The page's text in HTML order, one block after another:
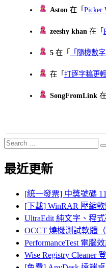
Aston 在「Picker
zeeshy khan 在「
5 在「 「隨機數
在「打逐字稿更
SongFromLink
Search
for:
最近更新
[統一發票] 中獎號碼
[下載] WinRAR 壓縮
UltraEdit 純文字、程
OCCT 燒機測試軟體
PerformanceTest 電腦
Wise Registry Cleaner